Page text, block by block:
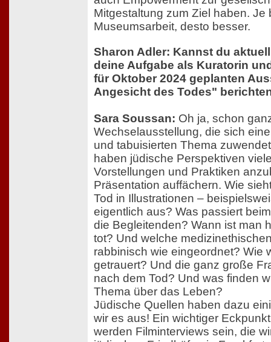
Mitgestaltung zum Ziel haben. Je
Museumsarbeit, desto besser.
Sharon Adler: Kannst du
deine Aufgabe als Kuratorin
für Oktober 2024 geplanten
Angesicht des Todes"
Sara Soussan: Oh ja, schon
Wechselausstellung, die sich
und tabuisierten Thema
haben jüdische Perspektiven
Vorstellungen und Praktiken
Präsentation auffächern. Wie
Tod in Illustrationen –
eigentlich aus? Was passiert
die Begleitenden? Wann ist man
tot? Und welche
rabbinisch wie eingeordnet? Wie
getrauert? Und die ganz große
nach dem Tod? Und was finden
Thema über das Leben?
Jüdische Quellen haben dazu
wir es aus! Ein wichtiger
werden Filminterviews sein, die